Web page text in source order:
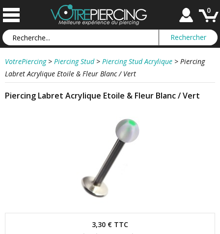
0
VotrePiercing > Piercing Stud > Piercing Stud Acrylique > Piercing
Labret Acrylique Etoile & Fleur Blanc / Vert
Piercing Labret Acrylique Etoile & Fleur Blanc / Vert
3,30 € TTC